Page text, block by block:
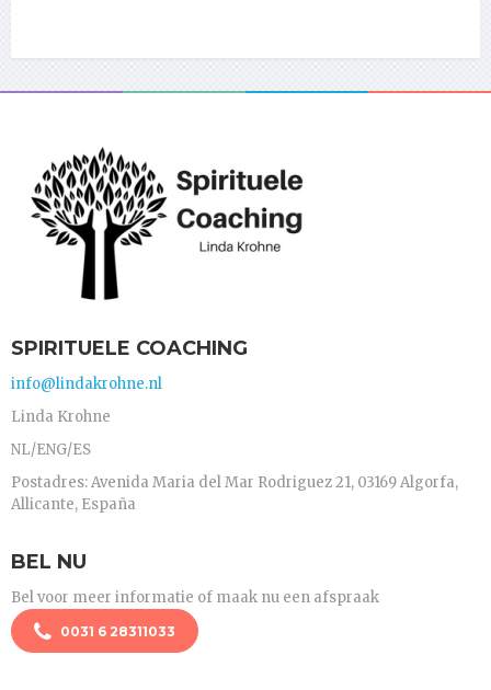
SPIRITUELE COACHING
info@lindakrohne.nl
Linda Krohne
NL/ENG/ES
Postadres: Avenida Maria del Mar Rodriguez 21, 03169 Algorfa,
Allicante, España
BEL NU
Bel voor meer informatie of maak nu een afspraak
0031 6 28311033